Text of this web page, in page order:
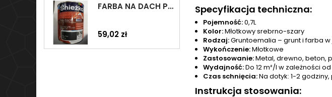
FARBA NA DACH POLIWINYL R 7024 SZARA GRAFIT 0,75L ŚNIEŻKA
Cena
59,02 zł
Specyfikacja techniczna:
Pojemność:0,7L
Kolor:Młotkowy srebrno-szary
Rodzaj:Gruntoemalia – grunt i farba
Wykończenie:Młotkowe
Zastosowanie:Metal, drewno, beton,
Wydajność:Do 12 m²/l w zależności
Czas schnięcia:Na dotyk: 1-2
Instrukcja stosowania: